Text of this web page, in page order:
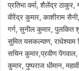
प्रतिभा वर्मा, शैलेंद्र
वीरेंद्र कुमार, काशीराम
गर्ग, सुनील कुमार, पुलकित
सुमित यसकल्याण, राधेश्याम
सचिन कुमार,प्रवीण
कुमार, पुष्पराज धीमान,